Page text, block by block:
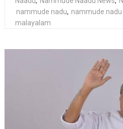
nammude nadu, nammude
malayalam